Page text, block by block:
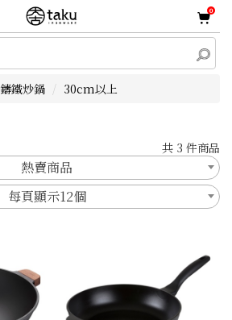
0
鑄鐵炒鍋 30cm以上
共 3 件商品
熱賣商品
每頁顯示12個